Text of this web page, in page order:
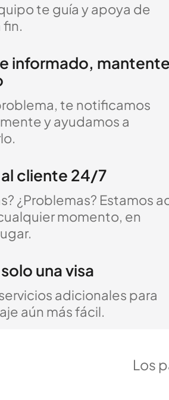
te guía y apoya de
informado, mantente
te notificamos
y ayudamos a
cliente 24/7
¿Problemas? Estamos
momento, en
una visa
adicionales para
aún más fácil.
Los